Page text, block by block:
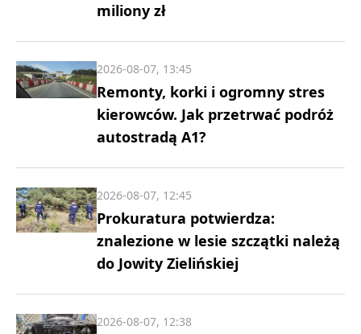
miliony zł
Remonty, korki i ogromny stres
kierowców. Jak przetrwać podróż
autostradą A1?
2026-08-07, 13:45
Prokuratura potwierdza:
znalezione w lesie szczątki należą
do Jowity Zielińskiej
2026-08-07, 12:45
2026-08-07, 12:38